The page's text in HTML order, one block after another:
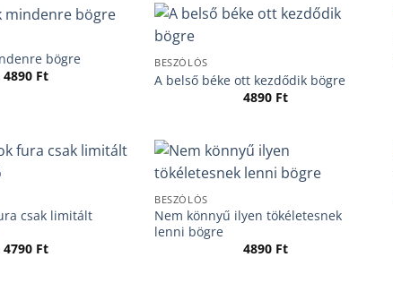
bögre
4890 Ft
BESZÓLÓS
A belső béke ott kezdődik bögre
4890 Ft
csak limitált
4790 Ft
BESZÓLÓS
Nem könnyű ilyen tökéletesnek
lenni bögre
4890 Ft